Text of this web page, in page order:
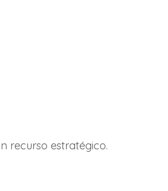
recurso estratégico.